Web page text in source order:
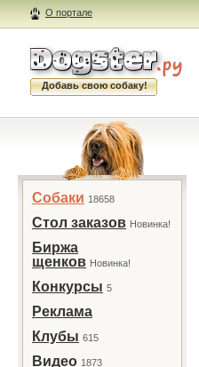
О портале
Добавь свою собаку!
Собаки 18658
Стол заказов Новинка!
Биржа
щенков Новинка!
Конкурсы 5
Реклама
Клубы 615
Видео 1873